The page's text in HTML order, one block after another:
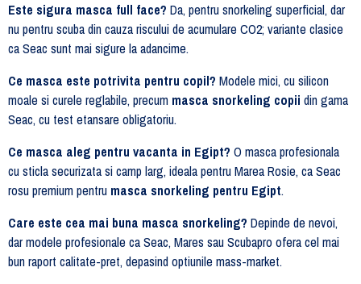
Este sigura masca full face? Da, pentru snorkeling superficial, dar
nu pentru scuba din cauza riscului de acumulare CO2; variante clasice
ca Seac sunt mai sigure la adancime.
Ce masca este potrivita pentru copil? Modele mici, cu silicon
moale si curele reglabile, precum masca snorkeling copii din gama
Seac, cu test etansare obligatoriu.
Ce masca aleg pentru vacanta in Egipt? O masca profesionala
cu sticla securizata si camp larg, ideala pentru Marea Rosie, ca Seac
rosu premium pentru masca snorkeling pentru Egipt.
Care este cea mai buna masca snorkeling? Depinde de nevoi,
dar modele profesionale ca Seac, Mares sau Scubapro ofera cel mai
bun raport calitate-pret, depasind optiunile mass-market.